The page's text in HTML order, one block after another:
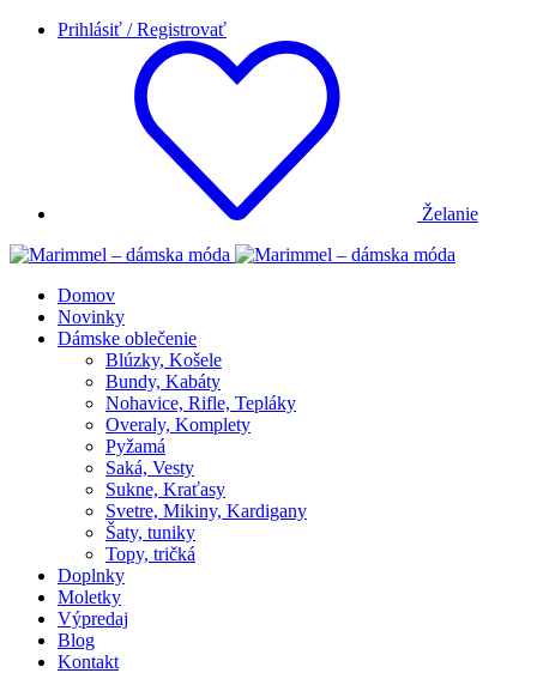
Prihlásiť / Registrovať
Želanie
Domov
Novinky
Dámske oblečenie
Blúzky, Košele
Bundy, Kabáty
Nohavice, Rifle, Tepláky
Overaly, Komplety
Pyžamá
Saká, Vesty
Sukne, Kraťasy
Svetre, Mikiny, Kardigany
Šaty, tuniky
Topy, tričká
Doplnky
Moletky
Výpredaj
Blog
Kontakt